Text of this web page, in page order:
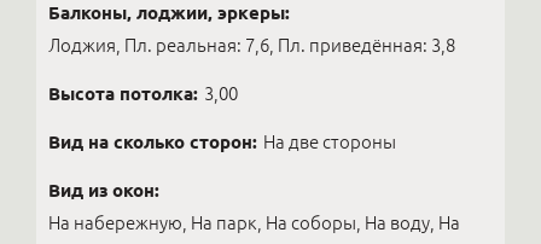
Балконы, лоджии, эркеры:
Лоджия, Пл. реальная: 7,6, Пл. приведённая: 3,8
Высота потолка: 3,00
Вид на сколько сторон: На две стороны
Вид из окон:
На набережную, На парк, На соборы, На воду, На